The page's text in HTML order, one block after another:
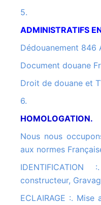
5.
ADMINISTRATIFS
Dédouanement 846
Document douane
Droit de douane et
6.
HOMOLOGATION.
Nous nous occupons de réaliser la conformité
aux normes
IDENTIFICATION :. Pose de la plaque
constructeur,
ECLAIRAGE :. Mise aux normes aux code de la